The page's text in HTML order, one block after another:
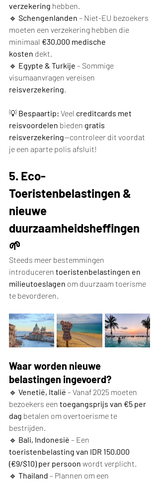
verzekering hebben.
🔹 Schengenlanden – Niet-EU bezoekers
moeten een verzekering hebben die
minimaal €30.000 medische
kosten dekt.
🔹 Egypte & Turkije – Sommige
visumaanvragen vereisen
reisverzekering
💡 Bespaartip: Veel creditcards met
reisvoordelen bieden gratis
reisverzekering—controleer dit voordat
je een aparte polis afsluit!
5. Eco-
Toeristenbelastingen &
nieuwe
duurzaamheidsheffingen
🌱
Steeds meer bestemmingen
introduceren toeristenbelastingen en
milieutoeslagen om duurzaam toerisme
te bevorderen.
Waar worden nieuwe
belastingen ingevoerd?
🔹 Venetië, Italië – Vanaf 2025 moeten
bezoekers een toegangsprijs van €5 per
dag betalen om overtoerisme te
bestrijden.
🔹 Bali, Indonesië – Een
toeristenbelasting van IDR 150.000
(€9/$10) per persoon wordt verplicht.
🔹 Thailand – Plannen om een